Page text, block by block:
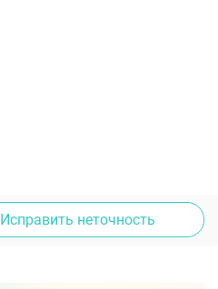
Исправить неточность